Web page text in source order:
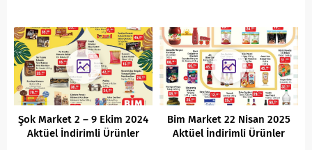
Şok Market 2 – 9 Ekim 2024
Aktüel İndirimli Ürünler
Bim Market 22 Nisan 2025
Aktüel İndirimli Ürünler